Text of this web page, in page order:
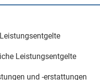
Leistungsentgelte
und -erstattungen